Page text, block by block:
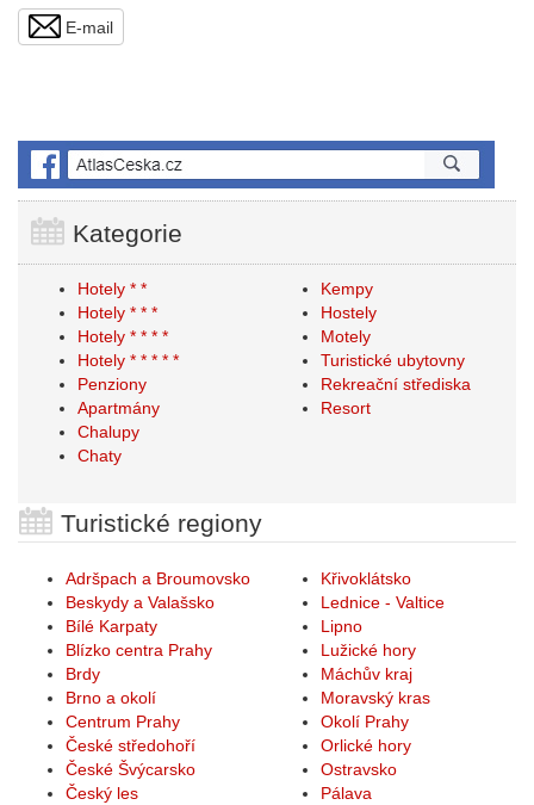
E-mail
Kategorie
Hotely * *
Hotely * * *
Hotely * * * *
Hotely * * * * *
Penziony
Apartmány
Chalupy
Chaty
Kempy
Hostely
Motely
Turistické ubytovny
Rekreační střediska
Resort
Turistické regiony
Adršpach a Broumovsko
Beskydy a Valašsko
Bílé Karpaty
Blízko centra Prahy
Brdy
Brno a okolí
Centrum Prahy
České středohoří
České Švýcarsko
Český les
Křivoklátsko
Lednice - Valtice
Lipno
Lužické hory
Máchův kraj
Moravský kras
Okolí Prahy
Orlické hory
Ostravsko
Pálava